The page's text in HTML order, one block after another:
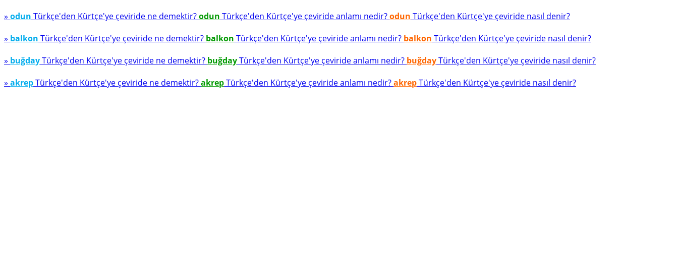
» odun Türkçe'den Kürtçe'ye çeviride ne demektir?odun Türkçe'den Kürtçe'ye çeviride anlamı nedir?odun Türkçe'den Kürtçe'ye çeviride nasıl denir?
» balkon Türkçe'den Kürtçe'ye çeviride ne demektir? balkon Türkçe'den Kürtçe'ye çeviride anlamı nedir? balkon Türkçe'den Kürtçe'ye çeviride nasıl denir?
» buğdayTürkçe'den Kürtçe'ye çeviride ne demektir? buğdayTürkçe'den Kürtçe'ye çeviride anlamı nedir? buğdayTürkçe'den Kürtçe'ye çeviride nasıl denir?
» akrepTürkçe'den Kürtçe'ye çeviride ne demektir?akrepTürkçe'den Kürtçe'ye çeviride anlamı nedir?akrepTürkçe'den Kürtçe'ye çeviride nasıl denir?